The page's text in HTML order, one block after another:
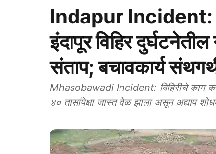
Indapur Incident:
इंदापूर विहिर
संताप; बचावकार्य
Mhasobawadi Incident: विहिरीचे काम करताना चार मजूर अडकलेले आहेत. या घटनेला आता तब्बल
४० तासांपेक्षा जास्त वेळ झाला असून अद्याप